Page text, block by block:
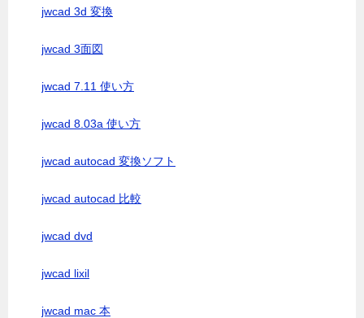
jwcad 3d 変換
jwcad 3面図
jwcad 7.11 使い方
jwcad 8.03a 使い方
jwcad autocad 変換ソフト
jwcad autocad 比較
jwcad dvd
jwcad lixil
jwcad mac 本